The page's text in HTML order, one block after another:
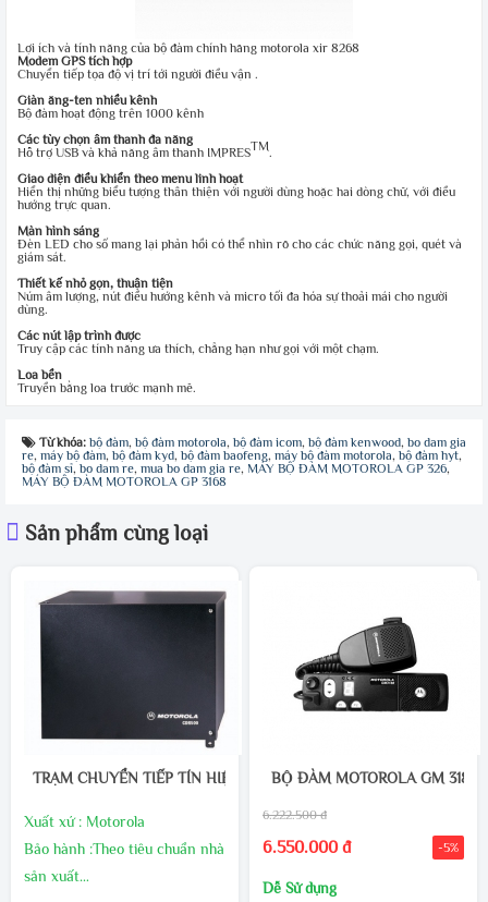
Lợi ích và tính năng của bộ đàm chính hãng motorola xir 8268
Modem GPS tích hợp
Chuyển tiếp tọa độ vị trí tới người điều vận .
Giàn ăng-ten nhiều kênh
Bộ đàm hoạt động trên 1000 kênh
Các tùy chọn âm thanh đa năng
Hỗ trợ USB và khả năng âm thanh IMPRESTM.
Giao diện điều khiển theo menu linh hoạt
Hiển thị những biểu tượng thân thiện với người dùng hoặc hai dòng chữ, với điều
hướng trực quan.
Màn hình sáng
Đèn LED cho số mang lại phản hồi có thể nhìn rõ cho các chức năng gọi, quét và
giám sát.
Thiết kế nhỏ gọn, thuận tiện
Núm âm lượng, nút điều hướng kênh và micro tối đa hóa sự thoải mái cho người
dùng.
Các nút lập trình được
Truy cập các tính năng ưa thích, chẳng hạn như gọi với một chạm.
Loa bền
Truyền bằng loa trước mạnh mẽ.
Từ khóa: bộ đàm, bộ đàm motorola, bộ đàm icom, bộ đàm kenwood, bo dam gia
re, máy bộ đàm, bộ đàm kyd, bộ đàm baofeng, máy bộ đàm motorola, bộ đàm hyt,
bộ đàm sỉ, bo dam re, mua bo dam gia re, MÁY BỘ ĐÀM MOTOROLA GP 326,
MÁY BỘ ĐÀM MOTOROLA GP 3168
Sản phẩm cùng loại
TRẠM CHUYỂN TIẾP TÍN HIỆU MOTOROLA CDR 500
Xuất xứ : Motorola
Bảo hành :Theo tiêu chuẩn nhà
sản xuất
BỘ ĐÀM MOTOROLA GM
6.222.500 đ
6.550.000 đ -5%
Dễ Sử dụng